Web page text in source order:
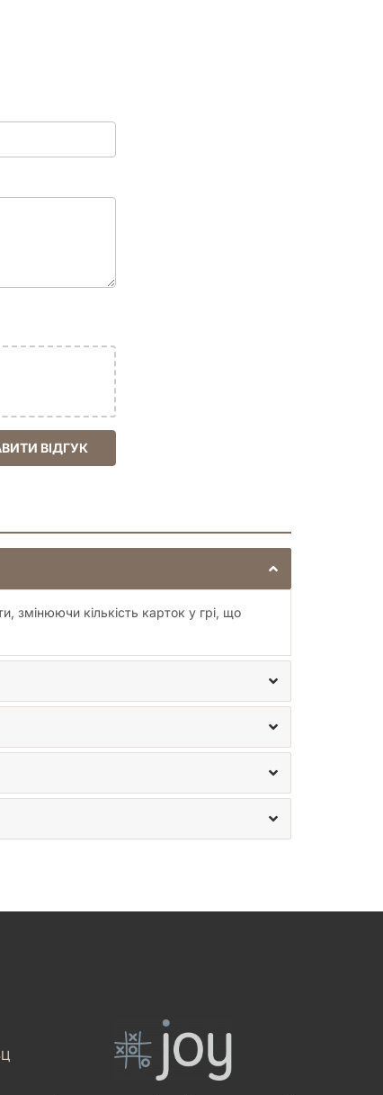
ВІДГУК
змінюючи кількість карток у грі, що